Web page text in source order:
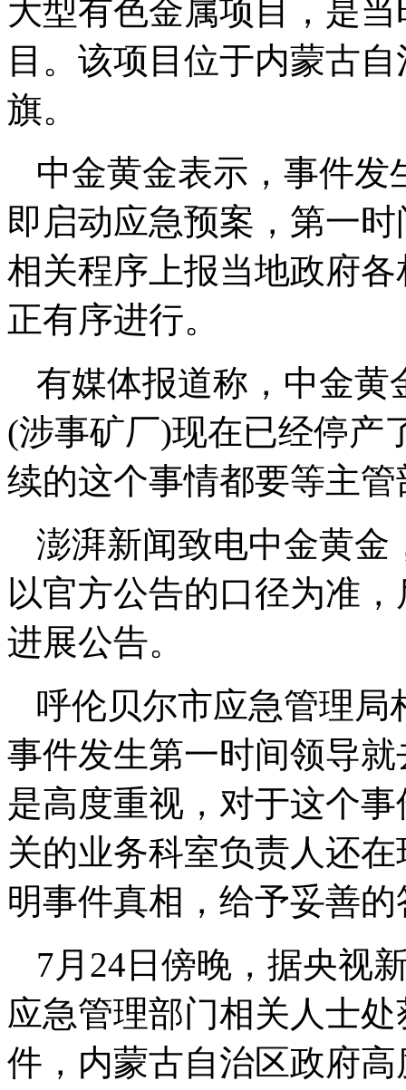
大型有色金属项目，是
目。该项目位于内蒙古
旗。
中金黄金表示，事件
即启动应急预案，第一
相关程序上报当地政府
正有序进行。
有媒体报道称，中金黄
(涉事矿厂)现在已经停产
续的这个事情都要等主
澎湃新闻致电中金黄金
以官方公告的口径为准
进展公告。
呼伦贝尔市应急管理局
事件发生第一时间领导
是高度重视，对于这个
关的业务科室负责人还
明事件真相，给予妥善的
7月24日傍晚，据央视
应急管理部门相关人士
件，内蒙古自治区政府